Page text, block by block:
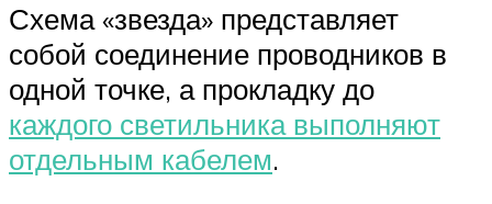
Схема «звезда» представляет
собой соединение проводников в
одной точке, а прокладку до
каждого светильника выполняют
отдельным кабелем.